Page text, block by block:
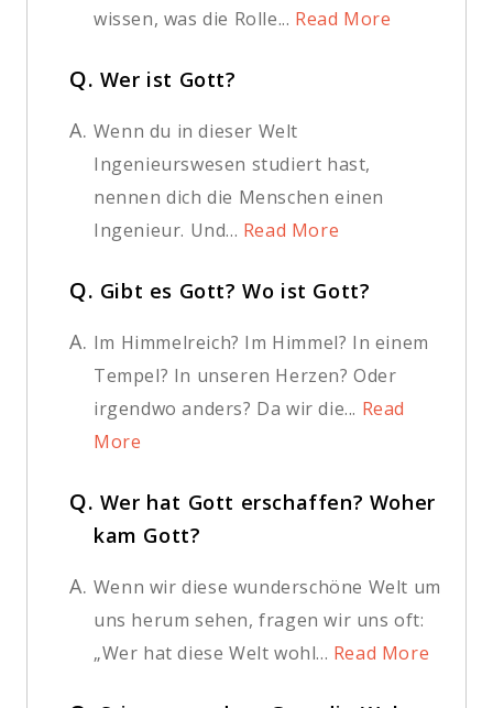
wissen, was die Rolle... Read More
Q. Wer ist Gott?
A. Wenn du in dieser Welt
Ingenieurswesen studiert hast,
nennen dich die Menschen einen
Ingenieur. Und... Read More
Q. Gibt es Gott? Wo ist Gott?
A. Im Himmelreich? Im Himmel? In einem
Tempel? In unseren Herzen? Oder
irgendwo anders? Da wir die... Read
More
Q. Wer hat Gott erschaffen? Woher
kam Gott?
A. Wenn wir diese wunderschöne Welt um
uns herum sehen, fragen wir uns oft:
„Wer hat diese Welt wohl... Read More